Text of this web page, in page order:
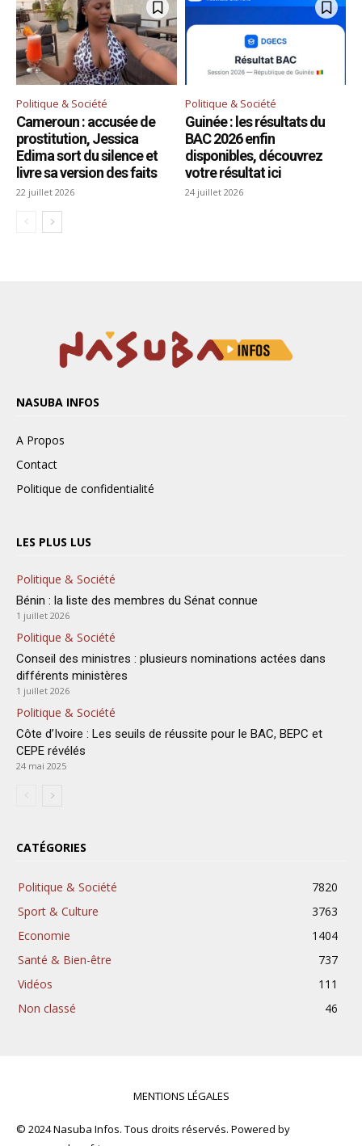
NASUBA INFOS
A Propos
Contact
Politique de confidentialité
LES PLUS LUS
Politique & Société
Bénin : la liste des membres du Sénat connue
1 juillet 2026
Politique & Société
Conseil des ministres : plusieurs nominations actées dans
différents ministères
1 juillet 2026
Politique & Société
Côte d’Ivoire : Les seuils de réussite pour le BAC, BEPC et
CEPE révélés
24 mai 2025
CATÉGORIES
Politique & Société
7820
Sport & Culture
3763
Economie
1404
Santé & Bien-être
737
Vidéos
111
Non classé
46
MENTIONS LÉGALES
© 2024 Nasuba Infos. Tous droits réservés. Powered by